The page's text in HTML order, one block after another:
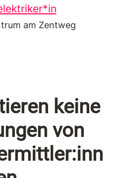
am Zentweg
keine
von